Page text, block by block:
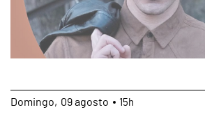
09agosto
Domingo 15h